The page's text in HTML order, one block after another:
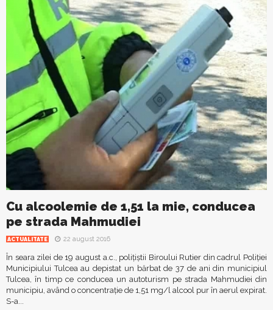
Cu alcoolemie de 1,51 la mie, conducea
pe strada Mahmudiei
ACTUALITATE 22 august 2016
În seara zilei de 19 august a.c., polițiștii Biroului Rutier din cadrul Poliției
Municipiului Tulcea au depistat un bărbat de 37 de ani din municipiul
Tulcea, în timp ce conducea un autoturism pe strada Mahmudiei din
municipiu, având o concentrație de 1,51 mg/l alcool pur în aerul expirat.
S-a...